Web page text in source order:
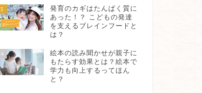
3
発育のカギはたんぱく質に
あった！？ こどもの発達
を支えるブレインフードと
は？
4
絵本の読み聞かせが親子に
もたらす効果とは？絵本で
学力も向上するってほん
と？